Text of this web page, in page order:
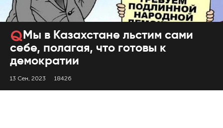
Мы в Казахстане льстим сами
себе, полагая, что готовы к
демократии
13 Сен, 2023 18426